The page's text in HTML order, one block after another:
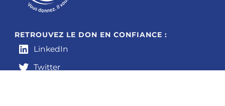
RETROUVEZ LE DON EN CONFIANCE :
LinkedIn
Twitter